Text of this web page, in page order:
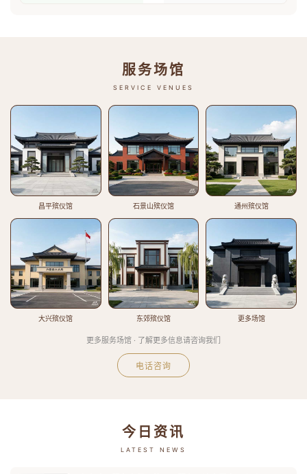
服务场馆
SERVICE VENUES
昌平殡仪馆 石景山殡仪馆 通州殡仪馆
大兴殡仪馆 东郊殡仪馆 更多场馆
更多服务场馆 · 了解更多信息请咨询我们
电话咨询
今日资讯
LATEST NEWS